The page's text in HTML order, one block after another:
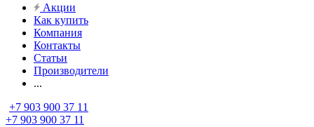
Акции
Как купить
Компания
Контакты
Статьи
Производители
...
+7 903 900 37 11
+7 903 900 37 11